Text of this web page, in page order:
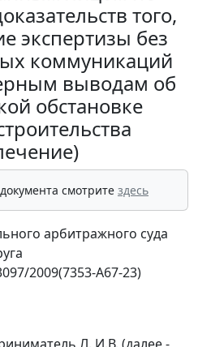
того,
экспертизы без
коммуникаций
выводам об
обстановке
смотрите здесь
арбитражного суда
2009(7353-А67-23)